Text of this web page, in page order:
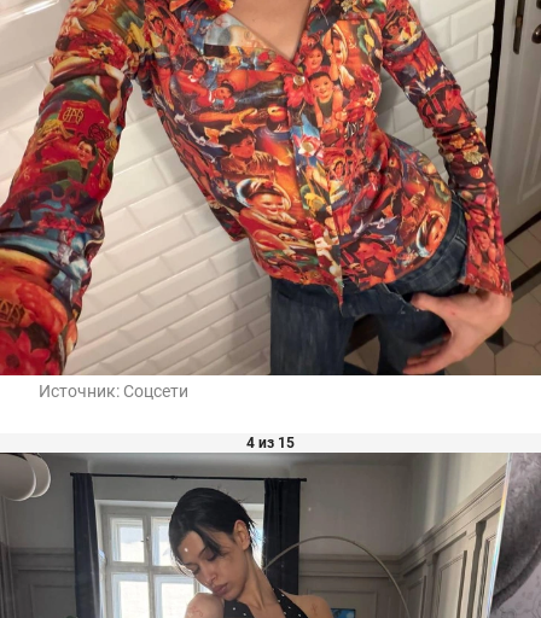
Источник: Соцсети
4 из 15